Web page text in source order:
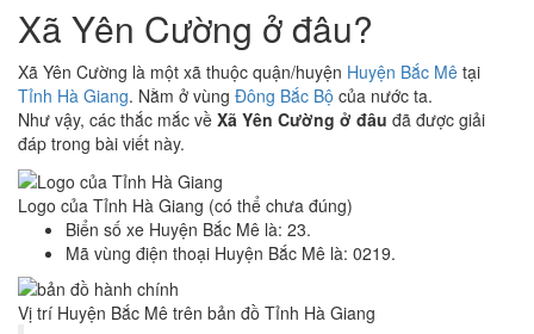
Xã Yên Cường ở đâu?
Xã Yên Cường là một xã thuộc quận/huyện Huyện Bắc Mê tại
Tỉnh Hà Giang. Nằm ở vùng Đông Bắc Bộ của nước ta.
Như vậy, các thắc mắc về Xã Yên Cường ở đâu đã được giải
đáp trong bài viết này.
Logo của Tỉnh Hà Giang (có thể chưa đúng)
Biển số xe Huyện Bắc Mê là: 23.
Mã vùng điện thoại Huyện Bắc Mê là: 0219.
Vị trí Huyện Bắc Mê trên bản đồ Tỉnh Hà Giang